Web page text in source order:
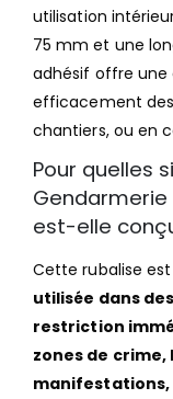
utilisation
75 mm et une
adhésif offre une
efficacement des
chantiers, ou en
Pour quelles
est-elle
Cette rubalise
utilisée dans
restriction
zones de crime,
manifestations,